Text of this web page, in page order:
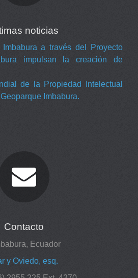
noticias
Imbabura a través del Proyecto
impulsan la creación de
de la Propiedad Intelectual
Imbabura.
Contacto
Ecuador
y Oviedo, esq.